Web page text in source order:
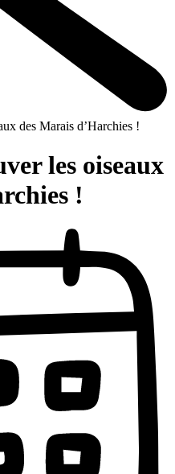
des Marais d’Harchies !
les oiseaux
!